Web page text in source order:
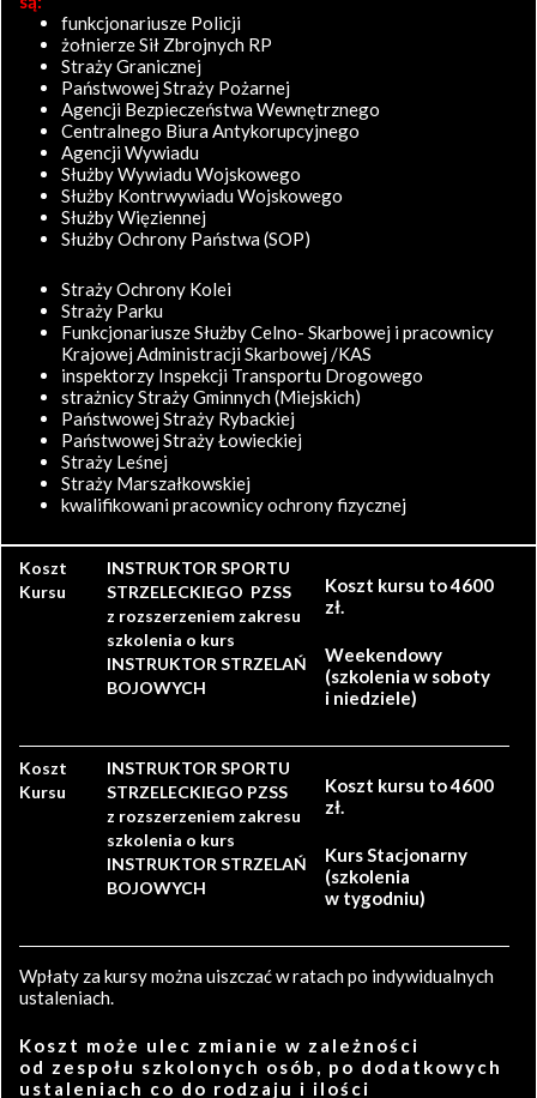
funkcjonariusze Policji
żołnierze Sił Zbrojnych RP
Straży Granicznej
Państwowej Straży Pożarnej
Agencji Bezpieczeństwa Wewnętrznego
Centralnego Biura Antykorupcyjnego
Agencji Wywiadu
Służby Wywiadu Wojskowego
Służby Kontrwywiadu Wojskowego
Służby Więziennej
Służby Ochrony Państwa (SOP)
Straży Ochrony Kolei
Straży Parku
Funkcjonariusze Służby Celno- Skarbowej i pracownicy
Krajowej Administracji Skarbowej /KAS
inspektorzy Inspekcji Transportu Drogowego
strażnicy Straży Gminnych (Miejskich)
Państwowej Straży Rybackiej
Państwowej Straży Łowieckiej
Straży Leśnej
Straży Marszałkowskiej
kwalifikowani pracownicy ochrony fizycznej
Koszt
Kursu
INSTRUKTOR SPORTU
STRZELECKIEGO PZSS
z rozszerzeniem zakresu
szkolenia o kurs
INSTRUKTOR STRZELAŃ
BOJOWYCH
Koszt kursu to 4600
zł.
Weekendowy
(szkolenia w soboty
i niedziele)
Koszt
Kursu
INSTRUKTOR SPORTU
STRZELECKIEGO PZSS
z rozszerzeniem zakresu
szkolenia o kurs
INSTRUKTOR STRZELAŃ
BOJOWYCH
Koszt kursu to 4600
zł.
Kurs Stacjonarny
(szkolenia
w tygodniu)
Wpłaty za kursy można uiszczać w ratach po indywidualnych
ustaleniach.
Koszt może ulec zmianie w zależności
od zespołu szkolonych osób, po dodatkowych
ustaleniach co do rodzaju i ilości